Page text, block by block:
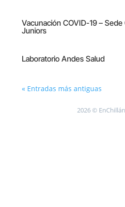
Vacunación COVID-19 –
Juniors
Laboratorio Andes Salud
« Entradas más antiguas
2026 ©